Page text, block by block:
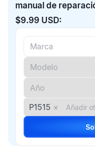
manual de
$9.99 USD:
P1515 ×